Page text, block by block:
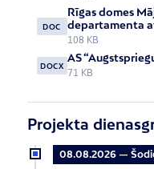
DOC
Rīgas domes
departamenta
108 KB
DOCX
AS
71 KB
Projekta
08.08.2026 —